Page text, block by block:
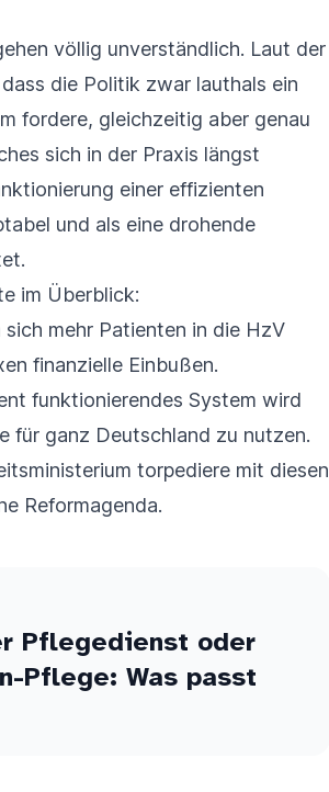
völlig unverständlich. Laut der
die Politik zwar lauthals ein
fordere, gleichzeitig aber genau
sich in der Praxis längst
einer effizienten
und als eine drohende
im Überblick:
sich mehr Patienten in die HzV
finanzielle Einbußen.
funktionierendes System wird
für ganz Deutschland zu nutzen.
torpediere mit diesen
Reformagenda.
Pflegedienst oder
Pflege: Was passt